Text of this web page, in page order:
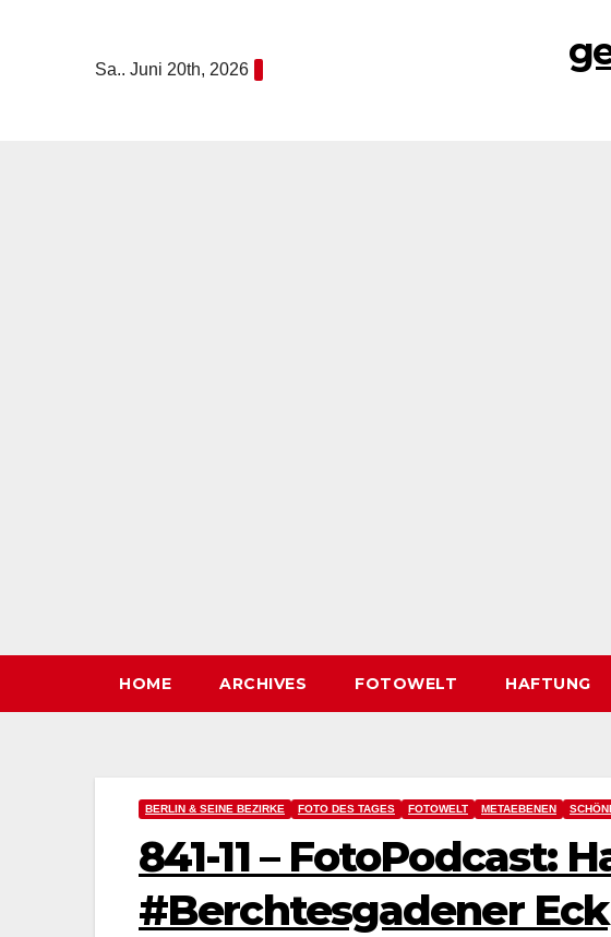
Sa.. Juni 20th, 2026
HOME ARCHIVES FOTOWELT HAFTUNG
BERLIN & SEINE BEZIRKE FOTO DES TAGES FOTOWELT METAEBENEN
841-11 – FotoPodcast:
#Berchtesgadener Eck